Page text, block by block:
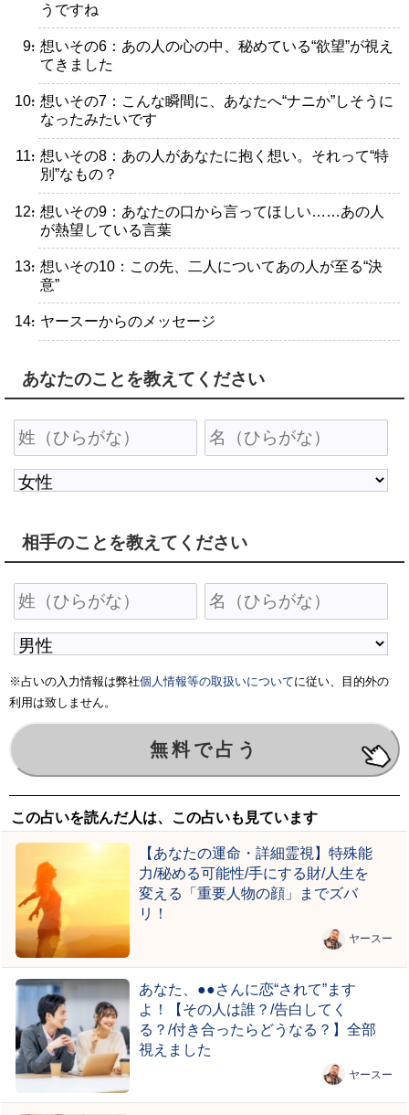
うですね
・想いその6：あの人の心の中、秘めている“欲望”が視え
てきました
・想いその7：こんな瞬間に、あなたへ“ナニか”しそうに
なったみたいです
・想いその8：あの人があなたに抱く想い。それって“特
別”なもの？
・想いその9：あなたの口から言ってほしい……あの人
が熱望している言葉
・想いその10：この先、二人についてあの人が至る“決
意”
・ヤースーからのメッセージ
あなたのことを教えてください
相手のことを教えてください
※占いの入力情報は弊社個人情報等の取扱いについてに従い、目的外の
利用は致しません。
この占いを読んだ人は、この占いも見ています
【あなたの運命・詳細霊視】特殊能
力/秘める可能性/手にする財/人生を
変える「重要人物の顔」までズバ
リ！
ヤースー
あなた、●●さんに恋“されて”ます
よ！【その人は誰？/告白してく
る？/付き合ったらどうなる？】全部
視えました
ヤースー